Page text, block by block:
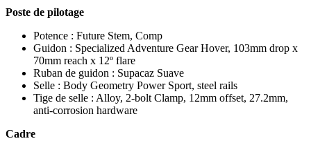
Poste de pilotage
Potence : Future Stem, Comp
Guidon : Specialized Adventure Gear Hover, 103mm drop x
70mm reach x 12º flare
Ruban de guidon : Supacaz Suave
Selle : Body Geometry Power Sport, steel rails
Tige de selle : Alloy, 2-bolt Clamp, 12mm offset, 27.2mm,
anti-corrosion hardware
Cadre